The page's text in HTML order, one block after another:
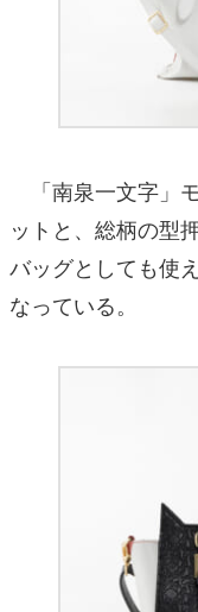
「南泉一文字」
ットと、総柄の型
バッグとしても使
なっている。